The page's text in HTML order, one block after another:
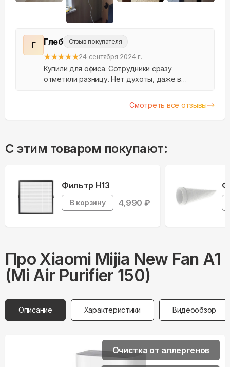
Г Глеб Отзыв покупателя
★★★★★24 сентября 2024 г.
Купили для офиса. Сотрудники сразу
отметили разницу. Нет духоты, даже в
Смотреть все отзывы
С этим товаром покупают:
Фильтр H13
В корзину 4,990 ₽
ПроXiaomi Mijia New Fan A1
(Mi Air Purifier 150)
Описание Характеристики Видеообзор
Очистка от аллергенов